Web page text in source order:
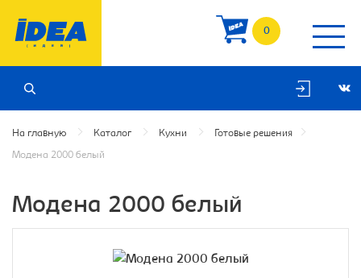
0
На главную Каталог Кухни Готовые решения
Модена 2000 белый
Модена 2000 белый